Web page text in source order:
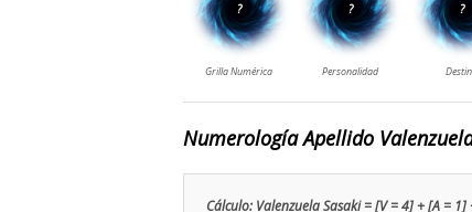
Numerología Apellido
Cálculo: Valenzuela Sasaki = [V = 4] + [A =